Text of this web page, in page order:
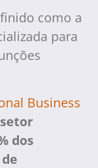
como a
para
Business
dos